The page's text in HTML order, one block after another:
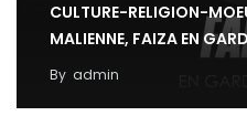
CULTURE-RELIGION-
MALIENNE, FAIZA EN
By admin